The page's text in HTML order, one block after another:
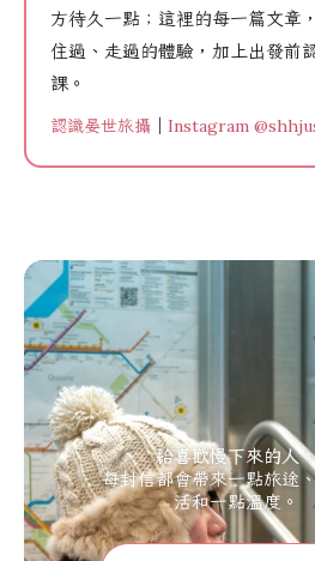
方待久一點；這裡的每一篇文章
住過、走過的體驗，加上出發前
課。
認識晏世旅攝 Instagram
給喜歡慢下來的人
每封信都會帶來一點旅途
活和一點溫度。